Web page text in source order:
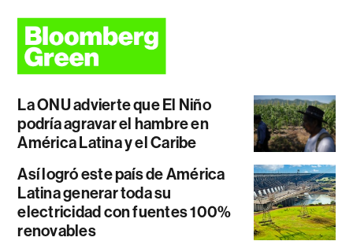
La ONU advierte que El Niño
podría agravar el hambre en
América Latina y el Caribe
Así logró este país de América
Latina generar toda su
electricidad con fuentes 100%
renovables